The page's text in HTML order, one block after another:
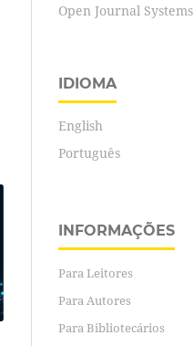
Open Journal Systems
IDIOMA
English
Português
INFORMAÇÕES
Para Leitores
Para Autores
Para Bibliotecários